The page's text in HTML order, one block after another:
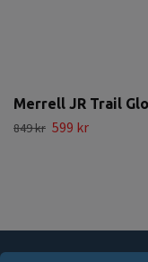
Merrell JR Trail
849 kr 599 kr